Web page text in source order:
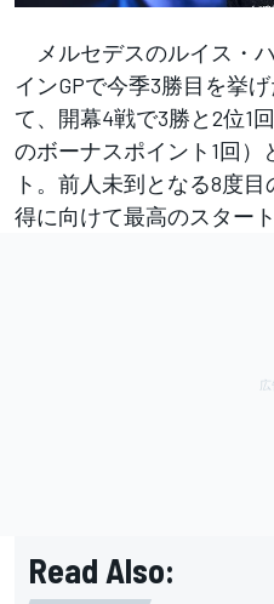
メルセデスのルイス・
インGPで今季3勝目を挙
て、開幕4戦で3勝と2位1
のボーナスポイント1回）
ト。前人未到となる8度
得に向けて最高のスタート
Read Also: